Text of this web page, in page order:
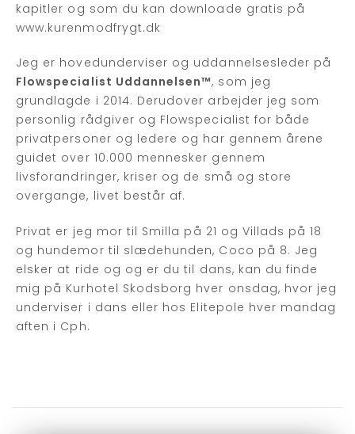
kapitler og som du kan downloade gratis på
www.kurenmodfrygt.dk
Jeg er hovedunderviser og uddannelsesleder på
Flowspecialist Uddannelsen™, som jeg
grundlagde i 2014. Derudover arbejder jeg som
personlig rådgiver og Flowspecialist for både
privatpersoner og ledere og har gennem årene
guidet over 10.000 mennesker gennem
livsforandringer, kriser og de små og store
overgange, livet består af.
Privat er jeg mor til Smilla på 21 og Villads på 18
og hundemor til slædehunden, Coco på 8. Jeg
elsker at ride og og er du til dans, kan du finde
mig på Kurhotel Skodsborg hver onsdag, hvor jeg
underviser i dans eller hos Elitepole hver mandag
aften i Cph.